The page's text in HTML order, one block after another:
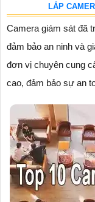
LẮP
Camera giám sát đã
đảm bảo an ninh và
đơn vị chuyên cung
cao, đảm bảo sự an